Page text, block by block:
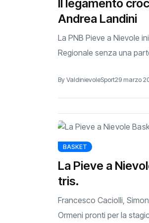
Il legamento
Andrea Landini
La PNB Pieve a Nievole
Regionale senza una
By ValdinievoleSport29 marzo
BASKET
La Pieve a
tris.
Francesco Caciolli,
Ormeni pronti per la